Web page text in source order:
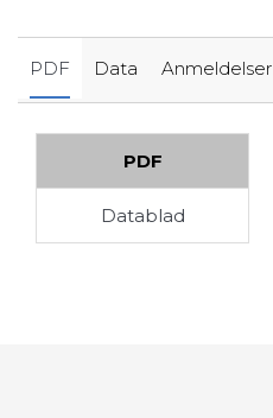
PDF Data Anmeldelser
PDF
Datablad